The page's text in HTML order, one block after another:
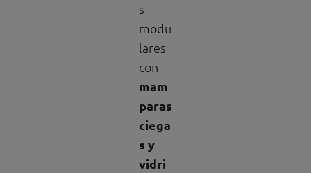
s
modu
lares
con
mam
paras
ciega
s y
vidri